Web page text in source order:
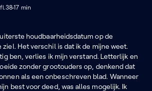
17 min
houdbaarheidsdatum op de
ziel. Het verschil is dat ik de mijne weet.
ben, verlies ik mijn verstand. Letterlijk en
zonder grootouders op, denkend dat
als een onbeschreven blad. Wanneer
best voor deed, was alles mogelijk. Ik